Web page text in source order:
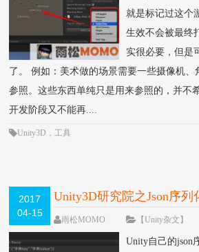
就是标记过这个
生效不会被最终
实很必要，但是
了。 例如：美术做的场景需要一些摄像机、
参照。这些东西单纯只是用来参照的，并不
开发阶段又不能再....
Unity3D ，工具
2017
04-15
Unity3D研究院之Json序列
雨松MOMO 【Unity杂文】
8 条评论
Unity自己的json